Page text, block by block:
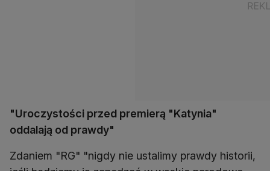
"Uroczystości przed premierą "Katynia"
oddalają od prawdy"
Zdaniem "RG" "nigdy nie ustalimy prawdy historii,